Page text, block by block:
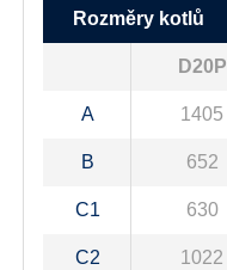
Rozměry kotlů
D20P
A 1405
B 652
C1 630
C2 1022